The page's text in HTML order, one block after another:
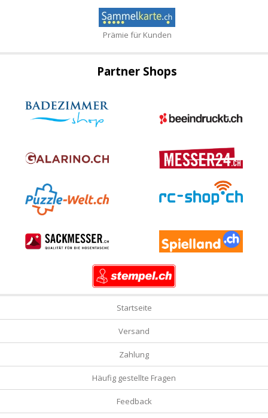
Prämie für Kunden
Partner Shops
Startseite
Versand
Zahlung
Häufig gestellte Fragen
Feedback